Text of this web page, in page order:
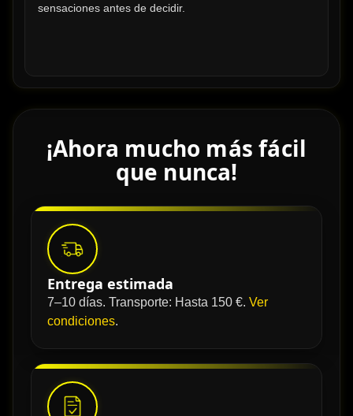
sensaciones antes de decidir.
¡Ahora mucho más fácil
que nunca!
Entrega estimada
7–10 días. Transporte: Hasta 150 €. Ver
condiciones.